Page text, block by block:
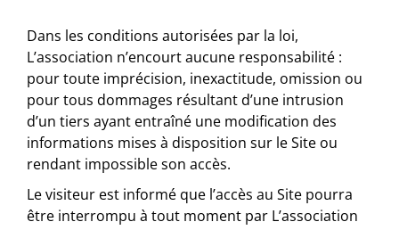
Dans les conditions autorisées par la loi,
L’association n’encourt aucune responsabilité :
pour toute imprécision, inexactitude, omission ou
pour tous dommages résultant d’une intrusion
d’un tiers ayant entraîné une modification des
informations mises à disposition sur le Site ou
rendant impossible son accès.
Le visiteur est informé que l’accès au Site pourra
être interrompu à tout moment par L’association